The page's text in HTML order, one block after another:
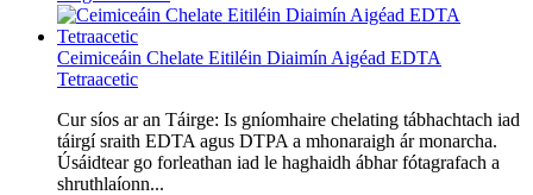
Ceimiceáin Chelate Eitiléin Diaimín Aigéad EDTA
Tetraacetic
Cur síos ar an Táirge: Is gníomhaire chelating tábhachtach iad
táirgí sraith EDTA agus DTPA a mhonaraigh ár monarcha.
Úsáidtear go forleathan iad le haghaidh ábhar fótagrafach a
shruthlaíonn...